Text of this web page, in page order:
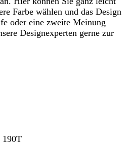
Farbe wählen und das Design
oder eine zweite Meinung
Designexperten gerne zur
190T